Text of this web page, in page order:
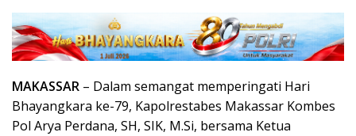
MAKASSAR – Dalam semangat memperingati Hari
Bhayangkara ke-79, Kapolrestabes Makassar Kombes
Pol Arya Perdana, SH, SIK, M.Si, bersama Ketua